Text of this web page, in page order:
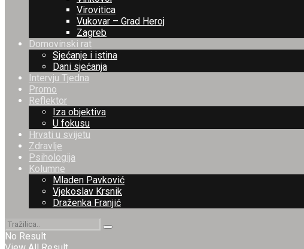
Virovitica
Vukovar – Grad Heroj
Zagreb
Domovinski rat
Sjećanje i istina
Dani sjećanja
Intervju Tjedna
Promo
Reflektor
Iza objektiva
U fokusu
Hrvati u svijetu
Zdravlje
Psihologija
Kolumne
Mladen Pavković
Vjekoslav Krsnik
Draženka Franjić
No Result